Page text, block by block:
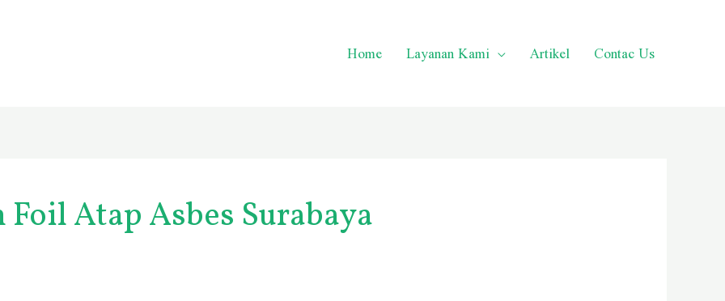
Home Layanan Kami Artikel Contac Us
Atap Asbes Surabaya